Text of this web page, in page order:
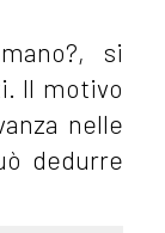
si
Il motivo
nelle
dedurre